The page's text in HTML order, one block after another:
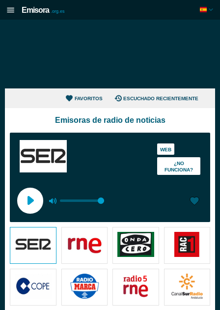
Emisora .org.es
FAVORITOS ESCUCHADO RECIENTEMENTE
Emisoras de radio de noticias
WEB
¿NO
FUNCIONA?